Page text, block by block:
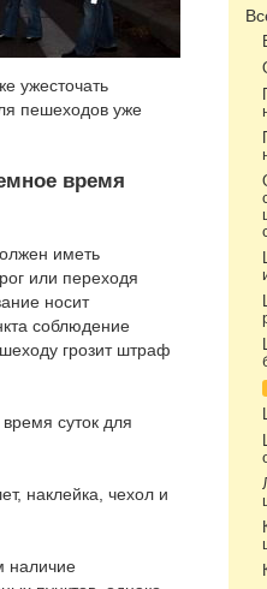
ужесточать
пешеходов уже
время
иметь
или переходя
носит
соблюдение
грозит штраф
суток для
наклейка, чехол и
наличие